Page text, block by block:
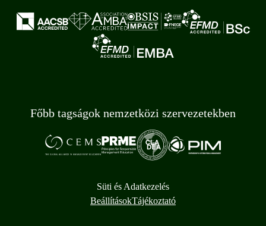
Főbb tagságok nemzetközi szervezetekben
Süti és Adatkezelés
BeállításokTájékoztató